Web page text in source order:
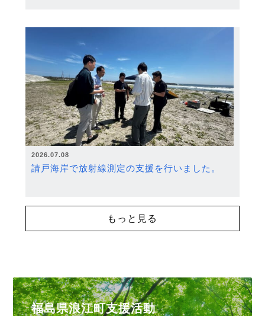
2026.07.08
請戸海岸で放射線測定の支援を行いました。
もっと見る
福島県浪江町支援活動